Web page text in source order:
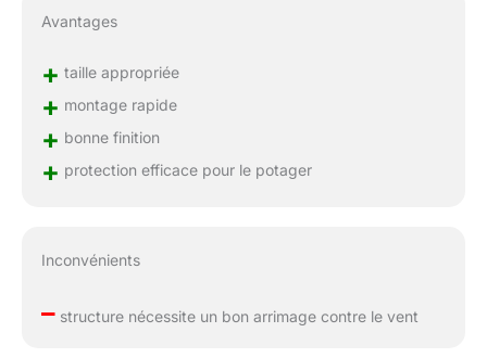
Avantages
+ taille appropriée
+ montage rapide
+ bonne finition
+ protection efficace pour le potager
Inconvénients
–structure nécessite un bon arrimage contre le vent